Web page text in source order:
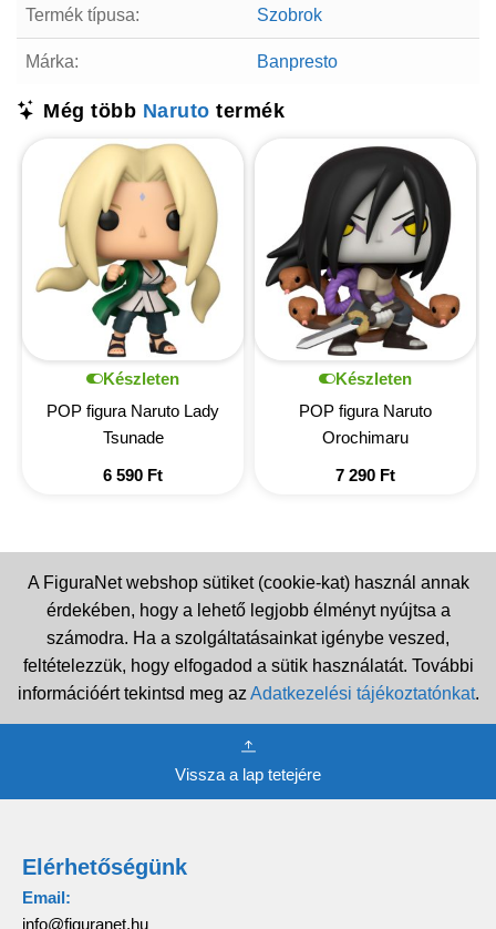
Termék típusa: Szobrok
Márka: Banpresto
Még több Naruto termék
Készleten
POP figura Naruto Lady
Tsunade
6 590 Ft
Készleten
POP figura Naruto
Orochimaru
7 290 Ft
A FiguraNet webshop sütiket (cookie-kat) használ annak
érdekében, hogy a lehető legjobb élményt nyújtsa a
számodra. Ha a szolgáltatásainkat igénybe veszed,
feltételezzük, hogy elfogadod a sütik használatát. További
információért tekintsd meg az Adatkezelési tájékoztatónkat.
Vissza a lap tetejére
Elérhetőségünk
Email:
info@figuranet.hu